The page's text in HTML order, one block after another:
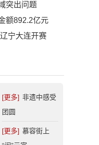
突出问题
额892.2亿元
宁大连开赛
[更多] 非遗中感受
团圆
[更多] 慕容街上